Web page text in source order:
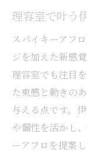
スマ
活用
自分らし
方
理容室
の秘訣
理容室
ル
理容室で叶う
スパイキーアフ
ジを加えた新感
理容室でも注目
た束感と動きの
与える点です。
や個性を活かし
ーアフロを提案し